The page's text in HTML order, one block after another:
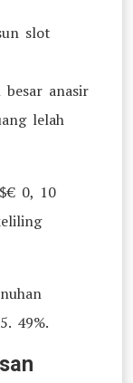
slot
besar anasir
lelah
0, 10
49%.